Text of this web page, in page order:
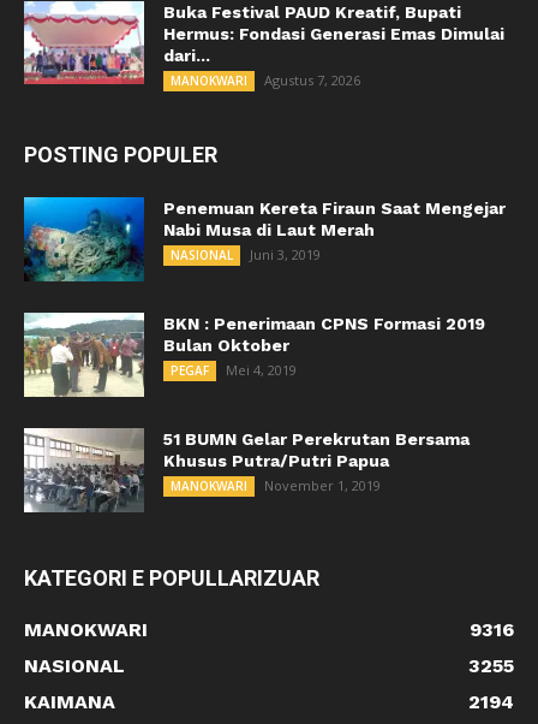
Buka Festival PAUD Kreatif, Bupati
Hermus: Fondasi Generasi Emas Dimulai
dari...
MANOKWARI Agustus 7, 2026
POSTING POPULER
Penemuan Kereta Firaun Saat Mengejar
Nabi Musa di Laut Merah
NASIONAL Juni 3, 2019
BKN : Penerimaan CPNS Formasi 2019
Bulan Oktober
PEGAF Mei 4, 2019
51 BUMN Gelar Perekrutan Bersama
Khusus Putra/Putri Papua
MANOKWARI November 1, 2019
KATEGORI E POPULLARIZUAR
MANOKWARI
9316
NASIONAL
3255
KAIMANA
2194